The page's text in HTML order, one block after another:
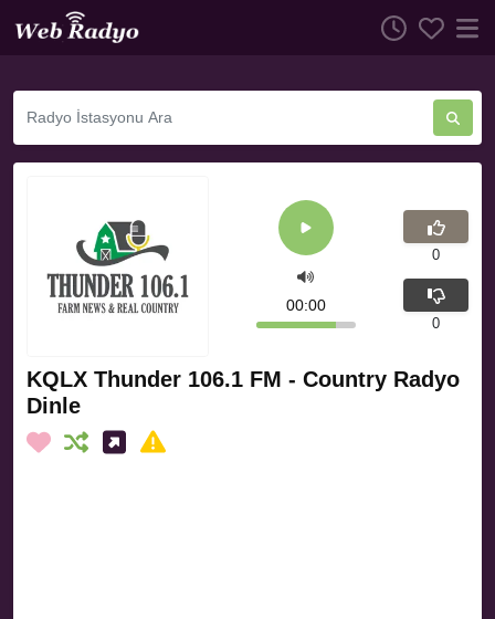
KQLX Thunder 106.1 FM - Country Radyo
Dinle
00:00
0
0